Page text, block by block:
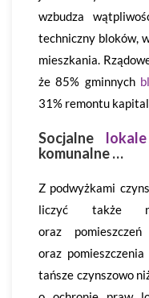
wzbudza
techniczny bloków,
mieszkania.
że 85% gminnych
31% remontu
Socjalne lokale
komunalne …
Z podwyżkami
liczyć także
oraz
oraz
tańsze czynszowo